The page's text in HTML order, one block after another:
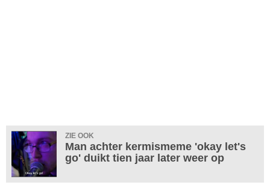
ZIE OOK
Man achter kermismeme 'okay let's
go' duikt tien jaar later weer op